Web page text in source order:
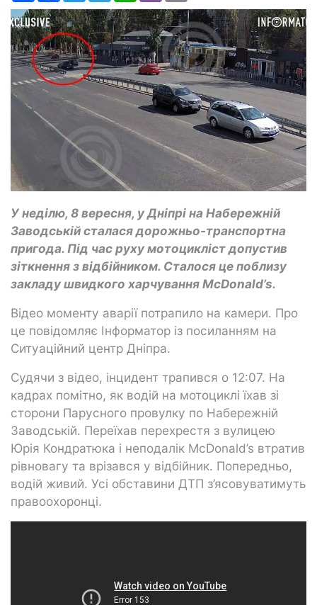
У неділю, 8 вересня, у Дніпрі на Набережній
Заводській сталася дорожньо-транспортна
пригода. Під час руху мотоцикліст допустив
зіткнення з відбійником. Сталося це поблизу
закладу швидкого харчування McDonald’s.
Відео моменту аварії потрапило на камери. Про
це повідомляє Інформатор із посиланням на
Ситуаційний центр Дніпра.
Судячи з відео, інцидент трапився о 12:07. На
кадрах помітно, як водій на мотоциклі їхав зі
сторони Парусного провулку по Набережній
Заводській. Переїхав перехрестя з вулицею
Юрія Кондратюка і неподалік McDonald’s втратив
рівновагу та врізався у відбійник. Попередньо,
водій живий. Усі обставини ДТП з’ясовуватимуть
правоохоронці.